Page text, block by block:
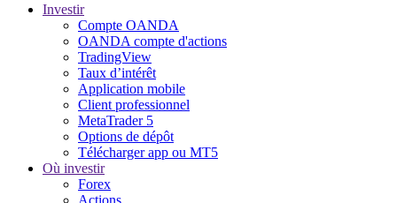
Investir
Compte OANDA
OANDA compte d'actions
TradingView
Taux d’intérêt
Application mobile
Client professionnel
MetaTrader 5
Options de dépôt
Télécharger app ou MT5
Où investir
Forex
Actions